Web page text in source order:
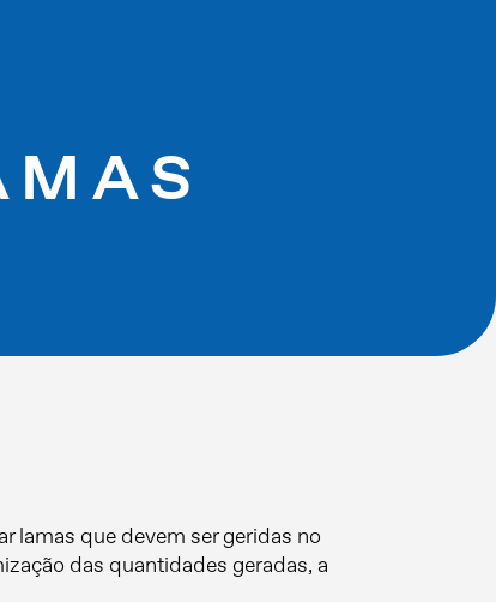
lamas que devem ser geridas no
das quantidades geradas, a